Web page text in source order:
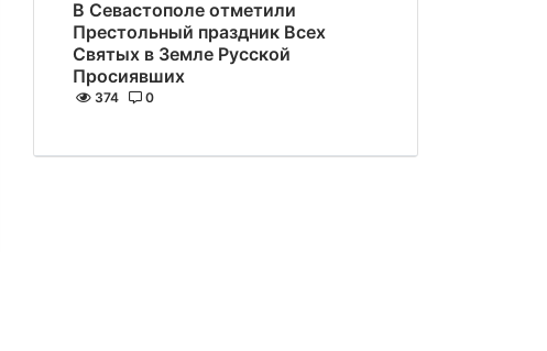
В Севастополе отметили
Престольный праздник Всех
Святых в Земле Русской
Просиявших
374 0